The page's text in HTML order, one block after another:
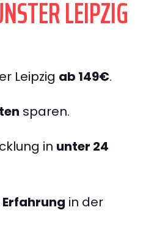
LEIPZIG
Leipzig ab 149€.
sparen.
in unter 24
Erfahrung in der